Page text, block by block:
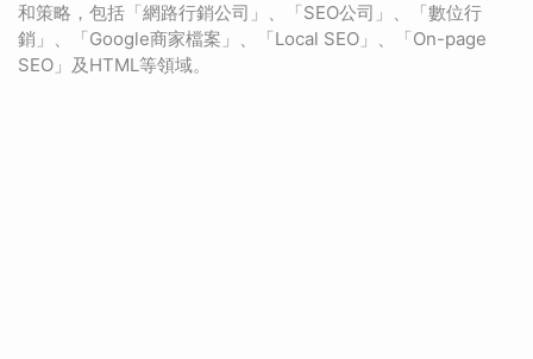
和策略，包括「網路行銷公司」、「SEO公司」、「數位行
銷」、「Google商家檔案」、「Local SEO」、「On-page
SEO」及HTML等領域。